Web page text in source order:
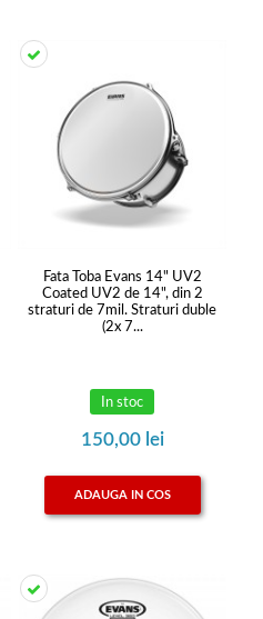
Fata Toba Evans 14" UV2
Coated UV2 de 14", din 2
straturi de 7mil. Straturi duble
(2x 7...
In stoc
150,00 lei
ADAUGA IN COS